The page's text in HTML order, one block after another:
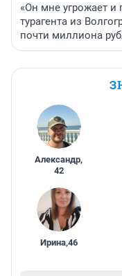
«Он мне угрожает и
турагента из
почти миллиона
Александр,
42
Ирина,46